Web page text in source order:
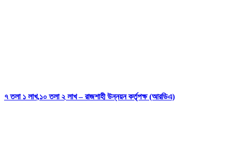
৭ তলা ১ লাখ,১০ তলা ২ লাখ – রাজশাহী উন্নয়ন কর্তৃপক্ষ (আরডিএ)